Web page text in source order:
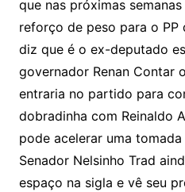
que nas próximas
reforço de peso para o PP
diz que é o ex-deputado
governador Renan Contar
entraria no partido para
dobradinha com Reinaldo
pode acelerar uma
Senador Nelsinho Trad
espaço na sigla e vê seu